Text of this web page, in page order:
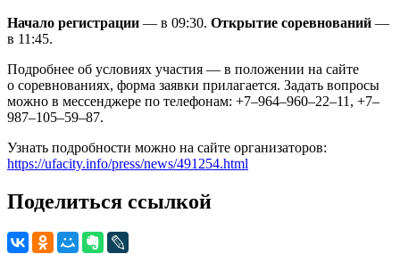
Начало регистрации — в 09:30. Открытие соревнований —
в 11:45.
Подробнее об условиях участия — в положении на сайте
о соревнованиях, форма заявки прилагается. Задать вопросы
можно в мессенджере по телефонам: +7–964–960–22–11, +7–
987–105–59–87.
Узнать подробности можно на сайте организаторов:
https://ufacity.info/press/news/491254.html
Поделиться ссылкой